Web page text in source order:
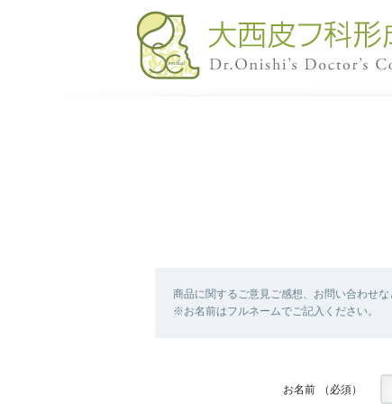
商品に関するご意見ご感想、お問い合わせ
※お名前はフルネームでご記入ください。
お名前 （必須）